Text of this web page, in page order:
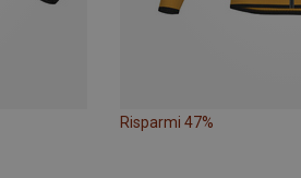
Risparmi 47%